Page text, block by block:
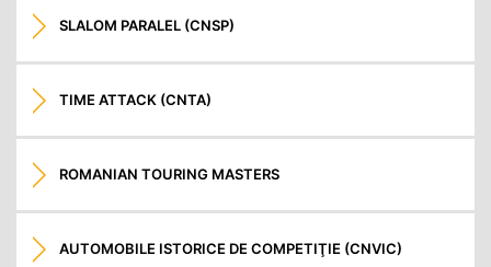
SLALOM PARALEL (CNSP)
TIME ATTACK (CNTA)
ROMANIAN TOURING MASTERS
AUTOMOBILE ISTORICE DE COMPETIŢIE (CNVIC)